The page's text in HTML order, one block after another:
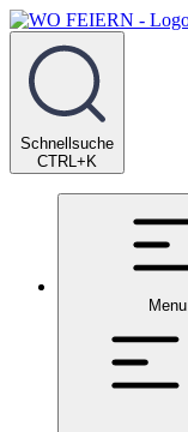
Schnellsuche
CTRL+K
Menu